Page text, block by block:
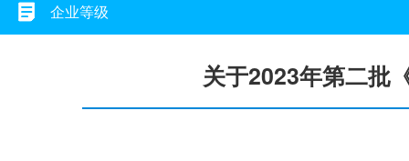
企业等级
关于2023年第二批